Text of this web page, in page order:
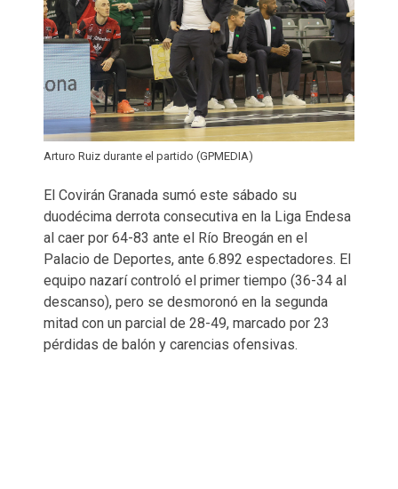
Arturo Ruiz durante el partido (GPMEDIA)
El Covirán Granada sumó este sábado su
duodécima derrota consecutiva en la Liga Endesa
al caer por 64-83 ante el Río Breogán en el
Palacio de Deportes, ante 6.892 espectadores. El
equipo nazarí controló el primer tiempo (36-34 al
descanso), pero se desmoronó en la segunda
mitad con un parcial de 28-49, marcado por 23
pérdidas de balón y carencias ofensivas.